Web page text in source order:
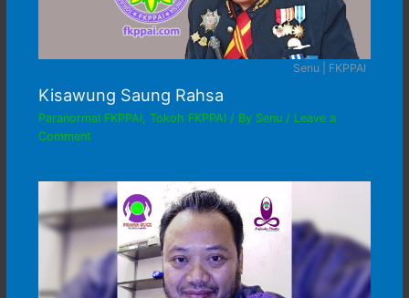
Senu | FKPPAI
Kisawung Saung Rahsa
Paranormal FKPPAI, Tokoh FKPPAI/ By Senu / Leave a
Comment